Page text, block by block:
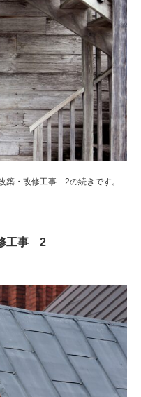
築・改修工事 2の続きです。
工事 2